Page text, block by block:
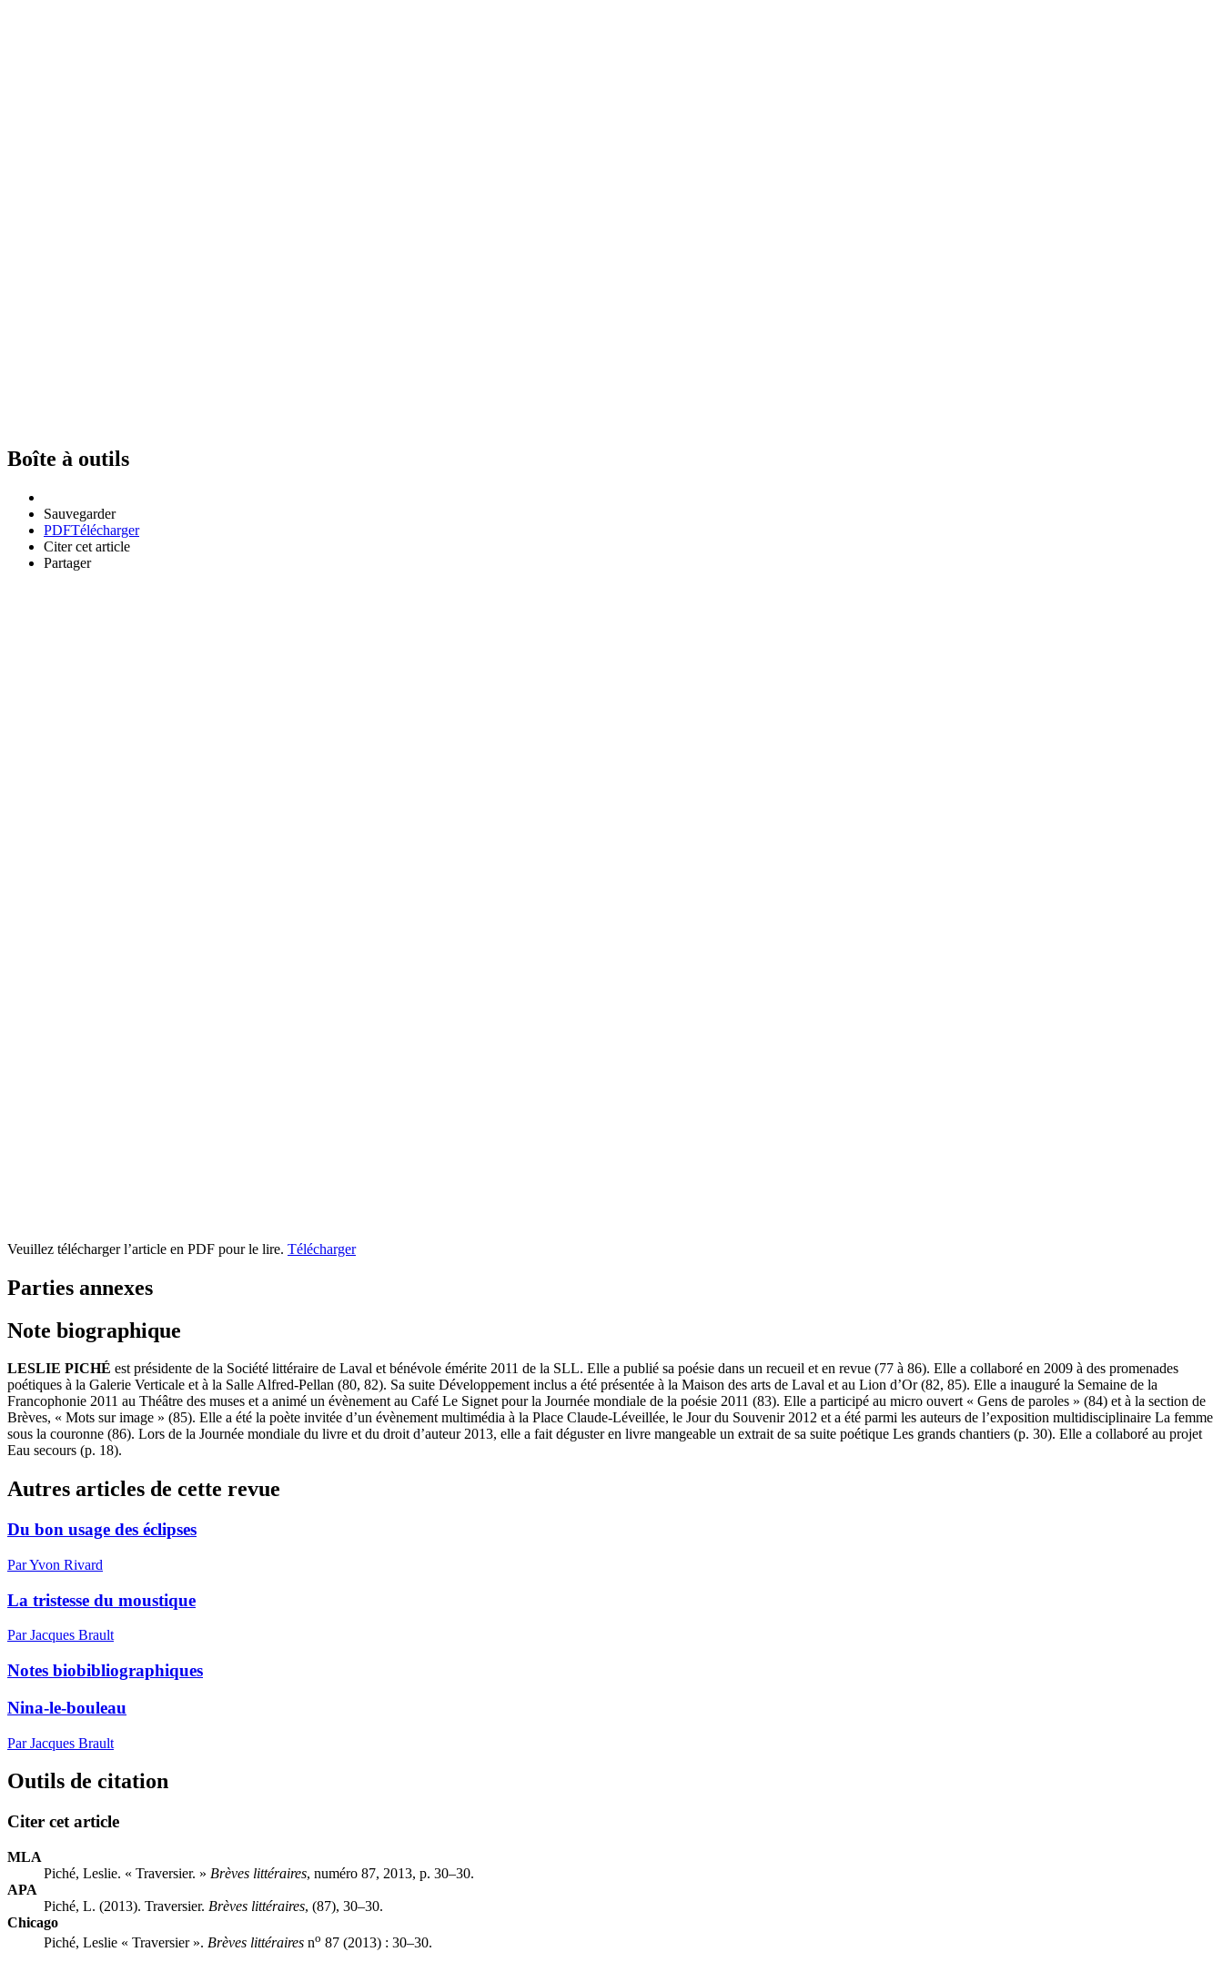
Boîte à outils
Sauvegarder
PDFTélécharger
Citer cet article
Partager
Veuillez télécharger l’article en PDF pour le lire. Télécharger
Parties annexes
Note biographique
LESLIE PICHÉ est présidente de la Société littéraire de Laval et bénévole émérite 2011 de la SLL. Elle a publié sa poésie dans un recueil et en revue (77 à 86). Elle a collaboré en 2009 à des promenades
poétiques à la Galerie Verticale et à la Salle Alfred-Pellan (80, 82). Sa suite Développement inclus a été présentée à la Maison des arts de Laval et au Lion d’Or (82, 85). Elle a inauguré la Semaine de la
Francophonie 2011 au Théâtre des muses et a animé un évènement au Café Le Signet pour la Journée mondiale de la poésie 2011 (83). Elle a participé au micro ouvert « Gens de paroles » (84) et à la section de
Brèves, « Mots sur image » (85). Elle a été la poète invitée d’un évènement multimédia à la Place Claude-Léveillée, le Jour du Souvenir 2012 et a été parmi les auteurs de l’exposition multidisciplinaire La femme
sous la couronne (86). Lors de la Journée mondiale du livre et du droit d’auteur 2013, elle a fait déguster en livre mangeable un extrait de sa suite poétique Les grands chantiers (p. 30). Elle a collaboré au projet
Eau secours (p. 18).
Autres articles de cette revue
Du bon usage des éclipses
Par Yvon Rivard
La tristesse du moustique
Par Jacques Brault
Notes biobibliographiques
Nina-le-bouleau
Par Jacques Brault
Outils de citation
Citer cet article
MLA
Piché, Leslie. « Traversier. » Brèves littéraires, numéro 87, 2013, p. 30–30.
APA
Piché, L. (2013). Traversier. Brèves littéraires, (87), 30–30.
Chicago
Piché, Leslie « Traversier ». Brèves littéraires no 87 (2013) : 30–30.